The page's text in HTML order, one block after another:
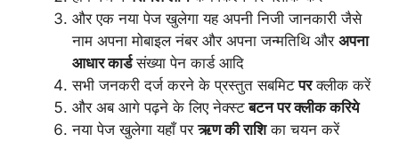
और एक नया पेज खुलेगा यह अपनी निजी जानकारी जैसे
नाम अपना मोबाइल नंबर और अपना जन्मतिथि और अपना
आधार कार्डसंख्या पेन कार्ड आदि
सभी जनकरी दर्ज करने के प्रस्तुत सबमिटपरक्लीक करें
और अब आगे पढ़ने के लिए नेक्स्टबटन पर क्लीक करिये
नया पेज खुलेगा यहाँ परऋण की राशिका चयन करें